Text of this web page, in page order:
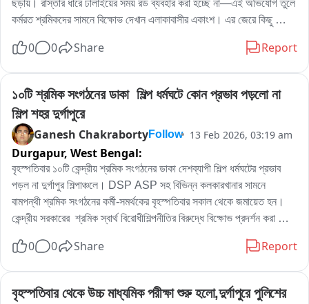
ছড়ায়। রাস্তার ধারে ঢালাইয়ের সময় রড ব্যবহার করা হচ্ছে না—এই অভিযোগ তুলে
কর্মরত শ্রমিকদের সামনে বিক্ষোভ দেখান এলাকাবাসীর একাংশ। এর জেরে কিছু
স্থানীয়দের দাবি, দীর্ঘদিন ধরে রাস্তাটি বেহাল অবস্থায় ছিল। সম্প্রতি পেভার ব্লক
ইট দিয়ে পুরো রাস্তা তৈরির কাজ শুরু হয়েছে। কিন্তু রং পাড়া পূর্ব এলাকায় ঢালাইয়ের
সময় রড ব্যবহার করা হচ্ছে না বলে তাঁদের অভিযোগ। বাসিন্দাদের বক্তব্য,
“অন্যদিকে রড দিয়ে ঢালাই হয়েছে, এখানে কেন হবে না? তাই কাজ বন্ধ রাখতে
বলেছি। কী সিডিউল অনুযায়ী কাজ হচ্ছে, সেটিও দেখাতে বলা হয়েছে"।
0 0 Share Report
১০টি শ্রমিক সংগঠনের ডাকা  শিল্প ধর্মঘটে কোন প্রভাব পড়লো না
শিল্প শহর দুর্গাপুরে
Ganesh ChakrabortyFollow 13 Feb 2026, 03:19 am
Durgapur, West Bengal:
বৃহস্পতিবার ১০টি কেন্দ্রীয় শ্রমিক সংগঠনের ডাকা দেশব্যাপী শিল্প ধর্মঘটের প্রভাব
পড়ল না দুর্গাপুর শিল্পাঞ্চলে। DSP ASP সহ বিভিন্ন কলকারখানার সামনে
বামপন্থী শ্রমিক সংগঠনের কর্মী-সমর্থকের বৃহস্পতিবার সকাল থেকে জমায়েত হন।
কেন্দ্রীয় সরকারের  শ্রমিক স্বার্থ বিরোধীশিল্পনীতির বিরুদ্ধে বিক্ষোভ প্রদর্শন করা
স্বপন মজুমদার  বিক্ষোভে সামিল হয়ে শিল্প ধর্মঘট কেন ডাকা হয়েছে তার কারন ব্যাখা
করেন এদিন।
0 0 Share Report
বৃহস্পতিবার থেকে উচ্চ মাধ্যমিক পরীক্ষা শুরু হলো,দুর্গাপুরে পুলিশের